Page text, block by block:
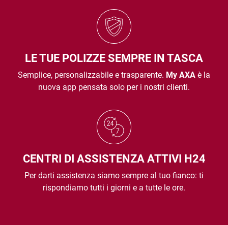
LE TUE POLIZZE SEMPRE IN TASCA
Semplice, personalizzabile e trasparente. My AXA è la
nuova app pensata solo per i nostri clienti.
CENTRI DI ASSISTENZA ATTIVI H24
Per darti assistenza siamo sempre al tuo fianco: ti
rispondiamo tutti i giorni e a tutte le ore.